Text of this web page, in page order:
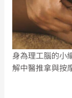
身為理工腦的小
解中醫推拿與按